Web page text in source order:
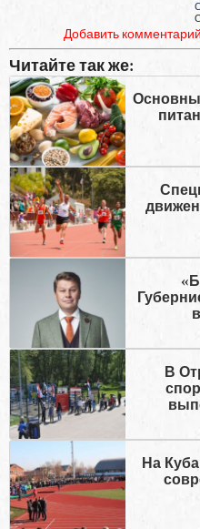
Добавить
Читайте так же:
В
На